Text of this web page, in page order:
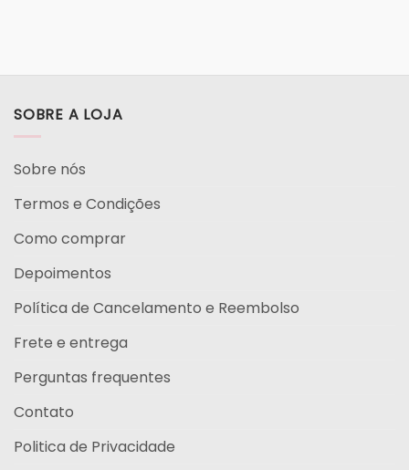
SOBRE A LOJA
Sobre nós
Termos e Condições
Como comprar
Depoimentos
Política de Cancelamento e Reembolso
Frete e entrega
Perguntas frequentes
Contato
Politica de Privacidade